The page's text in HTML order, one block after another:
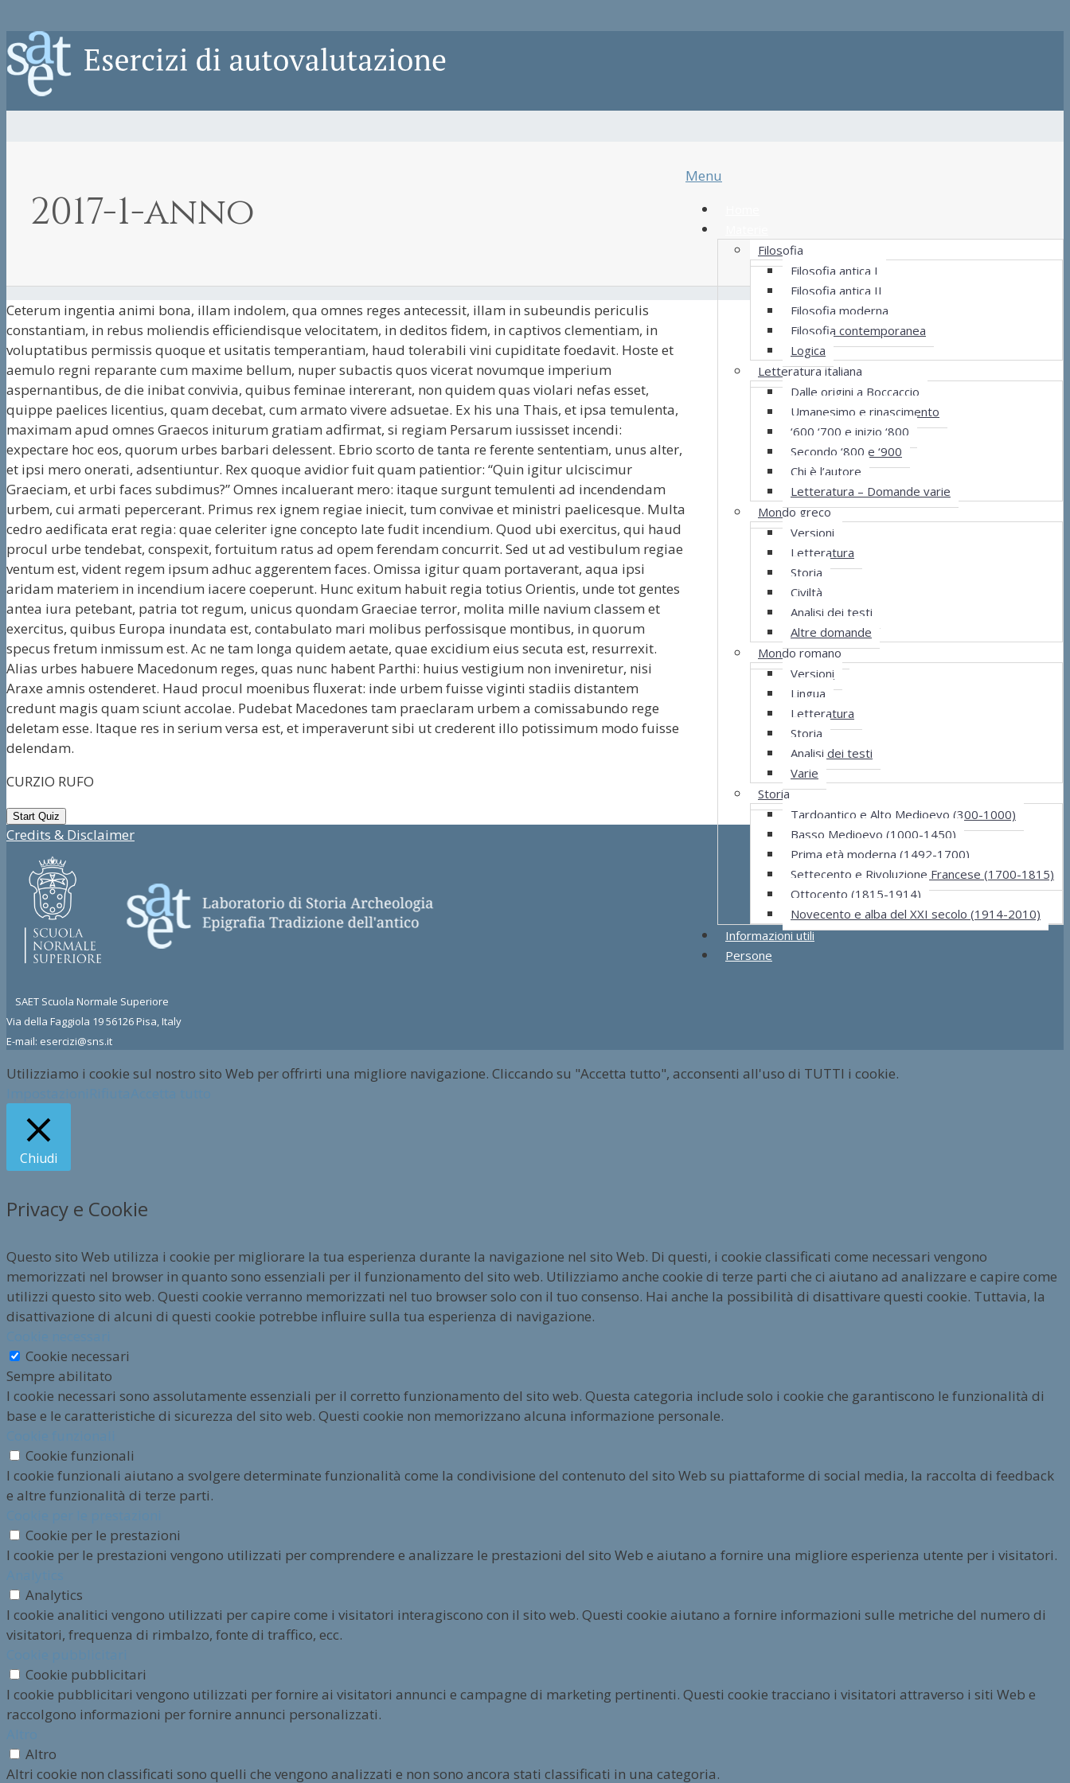
Menu
Filosofia
Filosofia antica I
Filosofia antica II
Filosofia moderna
Filosofia contemporanea
Logica
Letteratura italiana
Dalle origini a Boccaccio
Umanesimo e rinascimento
‘600 ‘700 e inizio ‘800
Secondo ‘800 e ‘900
Chi è l’autore
Letteratura – Domande varie
Mondo greco
Versioni
Letteratura
Storia
Civiltà
Analisi dei testi
Altre domande
Mondo romano
Versioni
Lingua
Letteratura
Storia
Analisi dei testi
Varie
Storia
Tardoantico e Alto Medioevo (300-1000)
Basso Medioevo (1000-1450)
Prima età moderna (1492-1700)
Settecento e Rivoluzione Francese (1700-1815)
Ottocento (1815-1914)
Novecento e alba del XXI secolo (1914-2010)
Informazioni utili
Persone
2017-1-anno
Ceterum ingentia animi bona, illam indolem, qua omnes reges antecessit, illam in subeundis periculis
constantiam, in rebus moliendis efficiendisque velocitatem, in deditos fidem, in captivos clementiam, in
voluptatibus permissis quoque et usitatis temperantiam, haud tolerabili vini cupiditate foedavit. Hoste et
aemulo regni reparante cum maxime bellum, nuper subactis quos vicerat novumque imperium
aspernantibus, de die inibat convivia, quibus feminae intererant, non quidem quas violari nefas esset,
quippe paelices licentius, quam decebat, cum armato vivere adsuetae. Ex his una Thais, et ipsa temulenta,
maximam apud omnes Graecos initurum gratiam adfirmat, si regiam Persarum iussisset incendi:
expectare hoc eos, quorum urbes barbari delessent. Ebrio scorto de tanta re ferente sententiam, unus alter,
et ipsi mero onerati, adsentiuntur. Rex quoque avidior fuit quam patientior: “Quin igitur ulciscimur
Graeciam, et urbi faces subdimus?” Omnes incaluerant mero: itaque surgunt temulenti ad incendendam
urbem, cui armati pepercerant. Primus rex ignem regiae iniecit, tum convivae et ministri paelicesque. Multa
cedro aedificata erat regia: quae celeriter igne concepto late fudit incendium. Quod ubi exercitus, qui haud
procul urbe tendebat, conspexit, fortuitum ratus ad opem ferendam concurrit. Sed ut ad vestibulum regiae
ventum est, vident regem ipsum adhuc aggerentem faces. Omissa igitur quam portaverant, aqua ipsi
aridam materiem in incendium iacere coeperunt. Hunc exitum habuit regia totius Orientis, unde tot gentes
antea iura petebant, patria tot regum, unicus quondam Graeciae terror, molita mille navium classem et
exercitus, quibus Europa inundata est, contabulato mari molibus perfossisque montibus, in quorum
specus fretum inmissum est. Ac ne tam longa quidem aetate, quae excidium eius secuta est, resurrexit.
Alias urbes habuere Macedonum reges, quas nunc habent Parthi: huius vestigium non inveniretur, nisi
Araxe amnis ostenderet. Haud procul moenibus fluxerat: inde urbem fuisse viginti stadiis distantem
credunt magis quam sciunt accolae. Pudebat Macedones tam praeclaram urbem a comissabundo rege
deletam esse. Itaque res in serium versa est, et imperaverunt sibi ut crederent illo potissimum modo fuisse
delendam.
CURZIO RUFO
Credits & Disclaimer
SAET Scuola Normale Superiore
Via della Faggiola 19 56126 Pisa, Italy
E-mail: esercizi@sns.it
Utilizziamo i cookie sul nostro sito Web per offrirti una migliore navigazione. Cliccando su "Accetta tutto", acconsenti all'uso di TUTTI i cookie.
Chiudi
Privacy e Cookie
Questo sito Web utilizza i cookie per migliorare la tua esperienza durante la navigazione nel sito Web. Di questi, i cookie classificati come necessari vengono
memorizzati nel browser in quanto sono essenziali per il funzionamento del sito web. Utilizziamo anche cookie di terze parti che ci aiutano ad analizzare e capire come
utilizzi questo sito web. Questi cookie verranno memorizzati nel tuo browser solo con il tuo consenso. Hai anche la possibilità di disattivare questi cookie. Tuttavia, la
disattivazione di alcuni di questi cookie potrebbe influire sulla tua esperienza di navigazione.
Cookie necessari
Sempre abilitato
I cookie necessari sono assolutamente essenziali per il corretto funzionamento del sito web. Questa categoria include solo i cookie che garantiscono le funzionalità di
base e le caratteristiche di sicurezza del sito web. Questi cookie non memorizzano alcuna informazione personale.
Cookie funzionali
I cookie funzionali aiutano a svolgere determinate funzionalità come la condivisione del contenuto del sito Web su piattaforme di social media, la raccolta di feedback
e altre funzionalità di terze parti.
Cookie per le prestazioni
I cookie per le prestazioni vengono utilizzati per comprendere e analizzare le prestazioni del sito Web e aiutano a fornire una migliore esperienza utente per i visitatori.
Analytics
I cookie analitici vengono utilizzati per capire come i visitatori interagiscono con il sito web. Questi cookie aiutano a fornire informazioni sulle metriche del numero di
visitatori, frequenza di rimbalzo, fonte di traffico, ecc.
Cookie pubblicitari
I cookie pubblicitari vengono utilizzati per fornire ai visitatori annunci e campagne di marketing pertinenti. Questi cookie tracciano i visitatori attraverso i siti Web e
raccolgono informazioni per fornire annunci personalizzati.
Altro
Altri cookie non classificati sono quelli che vengono analizzati e non sono ancora stati classificati in una categoria.